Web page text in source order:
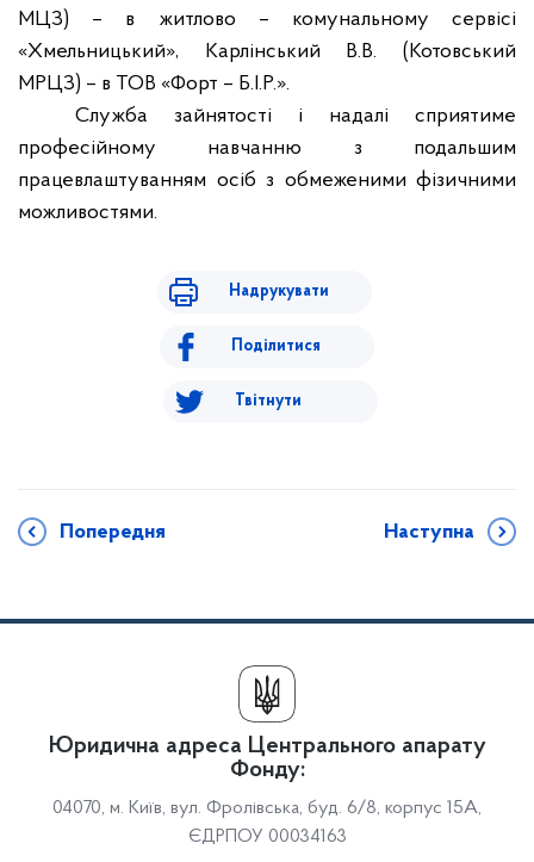
МЦЗ) – в житлово – комунальному
сервісі
«Хмельницький», Карлінський В.В. (Котовський
МРЦЗ) – в ТОВ «Форт – Б.І.Р.».
Служба зайнятості і надалі
сприятиме
професійному
навчанню з
подальшим
працевлаштуванням осіб з обмеженими фізичними
можливостями.
Надрукувати
Поділитися
Твітнути
Попередня Наступна
Юридична адреса Центрального апарату
Фонду:
04070, м. Київ, вул. Фролівська, буд. 6/8, корпус 15А,
ЄДРПОУ 00034163